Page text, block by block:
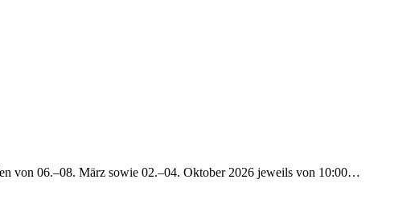
von 06.–08. März sowie 02.–04. Oktober 2026 jeweils von 10:00…